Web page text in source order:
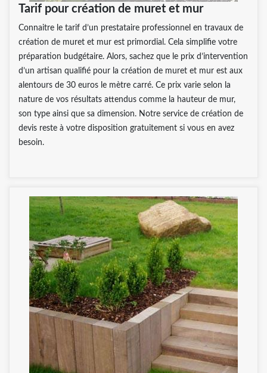
Tarif pour création de muret et mur
Connaitre le tarif d’un prestataire professionnel en travaux de
création de muret et mur est primordial. Cela simplifie votre
préparation budgétaire. Alors, sachez que le prix d’intervention
d’un artisan qualifié pour la création de muret et mur est aux
alentours de 30 euros le mètre carré. Ce prix varie selon la
nature de vos résultats attendus comme la hauteur de mur,
son type ainsi que sa dimension. Notre service de création de
devis reste à votre disposition gratuitement si vous en avez
besoin.